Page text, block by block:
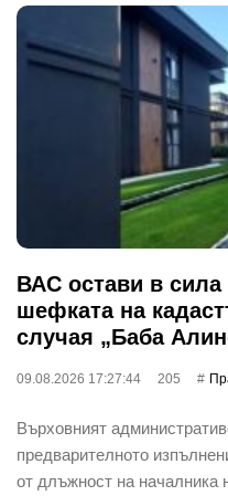
ВАС остави в сила
шефката на
случая „Баба
09.08.2026 17:27:44 205
Върховният
предварителното
от длъжност на